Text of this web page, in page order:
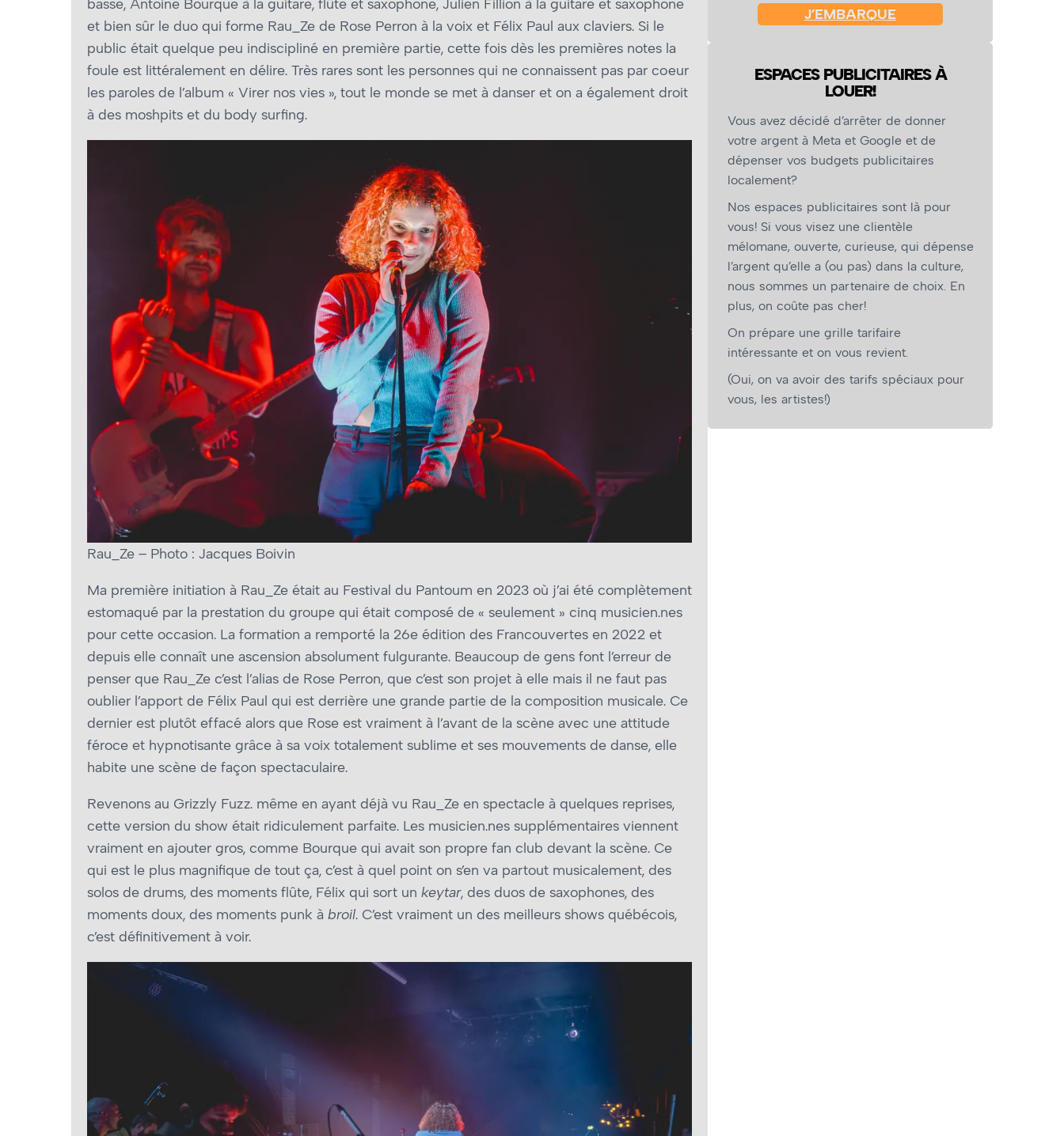
basse, Antoine Bourque à la guitare, flûte et saxophone, Julien Fillion à la guitare et saxophone
et bien sûr le duo qui forme Rau_Ze de Rose Perron à la voix et Félix Paul aux claviers. Si le
public était quelque peu indiscipliné en première partie, cette fois dès les premières notes la
foule est littéralement en délire. Très rares sont les personnes qui ne connaissent pas par cœur
les paroles de l’album « Virer nos vies », tout le monde se met à danser et on a également droit
à des moshpits et du body surfing.
Rau_Ze – Photo : Jacques Boivin
Ma première initiation à Rau_Ze était au Festival du Pantoum en 2023 où j’ai été complètement
estomaqué par la prestation du groupe qui était composé de « seulement » cinq musicien.nes
pour cette occasion. La formation a remporté la 26e édition des Francouvertes en 2022 et
depuis elle connaît une ascension absolument fulgurante. Beaucoup de gens font l’erreur de
penser que Rau_Ze c’est l’alias de Rose Perron, que c’est son projet à elle mais il ne faut pas
oublier l’apport de Félix Paul qui est derrière une grande partie de la composition musicale. Ce
dernier est plutôt effacé alors que Rose est vraiment à l’avant de la scène avec une attitude
féroce et hypnotisante grâce à sa voix totalement sublime et ses mouvements de danse, elle
habite une scène de façon spectaculaire.
Revenons au Grizzly Fuzz. même en ayant déjà vu Rau_Ze en spectacle à quelques reprises,
cette version du show était ridiculement parfaite. Les musicien.nes supplémentaires viennent
vraiment en ajouter gros, comme Bourque qui avait son propre fan club devant la scène. Ce
qui est le plus magnifique de tout ça, c’est à quel point on s’en va partout musicalement, des
solos de drums, des moments flûte, Félix qui sort un keytar, des duos de saxophones, des
moments doux, des moments punk à broil. C’est vraiment un des meilleurs shows québécois,
c’est définitivement à voir.
J’EMBARQUE
ESPACES PUBLICITAIRES À
LOUER!
Vous avez décidé d’arrêter de donner
votre argent à Meta et Google et de
dépenser vos budgets publicitaires
localement?
Nos espaces publicitaires sont là pour
vous! Si vous visez une clientèle
mélomane, ouverte, curieuse, qui dépense
l’argent qu’elle a (ou pas) dans la culture,
nous sommes un partenaire de choix. En
plus, on coûte pas cher!
On prépare une grille tarifaire
intéressante et on vous revient.
(Oui, on va avoir des tarifs spéciaux pour
vous, les artistes!)